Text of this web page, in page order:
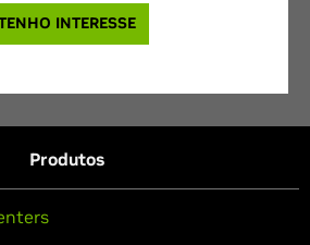
INTERESSE
Produtos